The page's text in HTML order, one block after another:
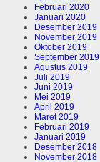
Februari 2020
Januari 2020
Desember 2019
November 2019
Oktober 2019
September 2019
Agustus 2019
Juli 2019
Juni 2019
Mei 2019
April 2019
Maret 2019
Februari 2019
Januari 2019
Desember 2018
November 2018